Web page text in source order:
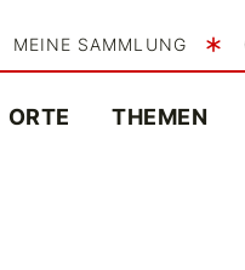
MEINE SAMMLUNG
ORTE THEMEN